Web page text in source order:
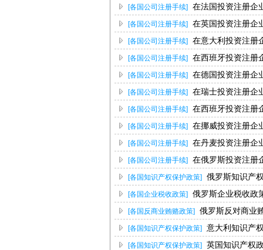
[各国公司注册手续] 在法国投资注册企
[各国公司注册手续] 在英国投资注册企
[各国公司注册手续] 在意大利投资注册
[各国公司注册手续] 在西班牙投资注册
[各国公司注册手续] 在德国投资注册企
[各国公司注册手续] 在瑞士投资注册企
[各国公司注册手续] 在西班牙投资注册
[各国公司注册手续] 在挪威投资注册企
[各国公司注册手续] 在丹麦投资注册企
[各国公司注册手续] 在俄罗斯投资注册
[各国知识产权保护政策] 俄罗斯知识产
[各国企业税收政策] 俄罗斯企业税收政
[各国反商业贿赂政策] 俄罗斯反对商业
[各国知识产权保护政策] 意大利知识产
[各国知识产权保护政策] 英国知识产权